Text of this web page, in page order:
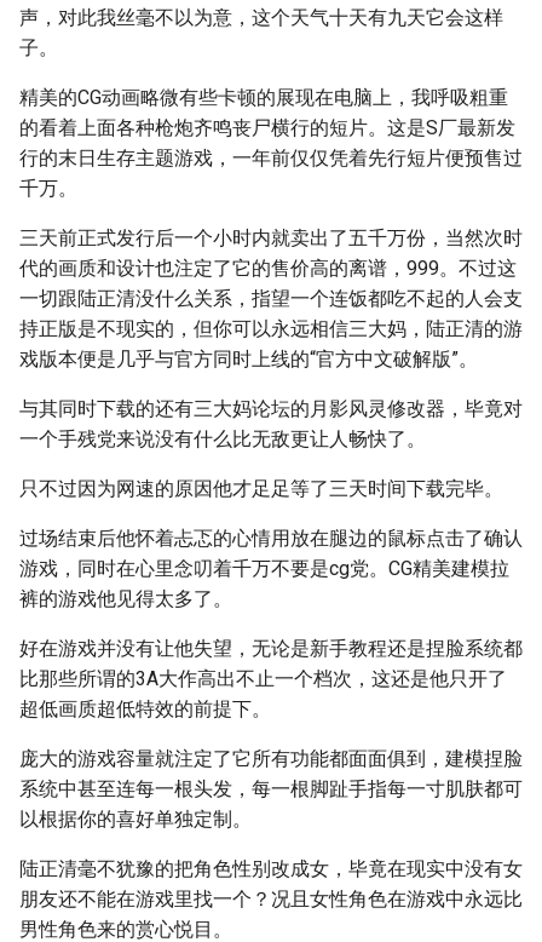
声，对此我丝毫不以为意，这个天气十天有九天它会这样
子。
精美的CG动画略微有些卡顿的展现在电脑上，我呼吸粗重
的看着上面各种枪炮齐鸣丧尸横行的短片。这是S厂最新发
行的末日生存主题游戏，一年前仅仅凭着先行短片便预售过
千万。
三天前正式发行后一个小时内就卖出了五千万份，当然次时
代的画质和设计也注定了它的售价高的离谱，999。不过这
一切跟陆正清没什么关系，指望一个连饭都吃不起的人会支
持正版是不现实的，但你可以永远相信三大妈，陆正清的游
戏版本便是几乎与官方同时上线的“官方中文破解版”。
与其同时下载的还有三大妈论坛的月影风灵修改器，毕竟对
一个手残党来说没有什么比无敌更让人畅快了。
只不过因为网速的原因他才足足等了三天时间下载完毕。
过场结束后他怀着忐忑的心情用放在腿边的鼠标点击了确认
游戏，同时在心里念叨着千万不要是cg党。CG精美建模拉
裤的游戏他见得太多了。
好在游戏并没有让他失望，无论是新手教程还是捏脸系统都
比那些所谓的3A大作高出不止一个档次，这还是他只开了
超低画质超低特效的前提下。
庞大的游戏容量就注定了它所有功能都面面俱到，建模捏脸
系统中甚至连每一根头发，每一根脚趾手指每一寸肌肤都可
以根据你的喜好单独定制。
陆正清毫不犹豫的把角色性别改成女，毕竟在现实中没有女
朋友还不能在游戏里找一个？况且女性角色在游戏中永远比
男性角色来的赏心悦目。